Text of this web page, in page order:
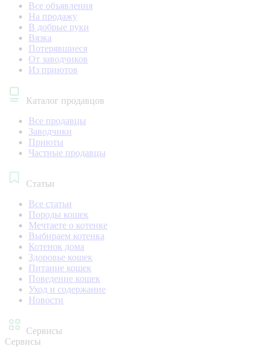
Все объявления
На продажу
В добрые руки
Вязка
Потерявшиеся
От заводчиков
Из приютов
Каталог продавцов
Все продавцы
Заводчики
Приюты
Частные продавцы
Статьи
Все статьи
Породы кошек
Мечтаете о котенке
Выбираем котенка
Котенок дома
Здоровье кошек
Питание кошек
Поведение кошек
Уход и содержание
Новости
Сервисы
Сервисы